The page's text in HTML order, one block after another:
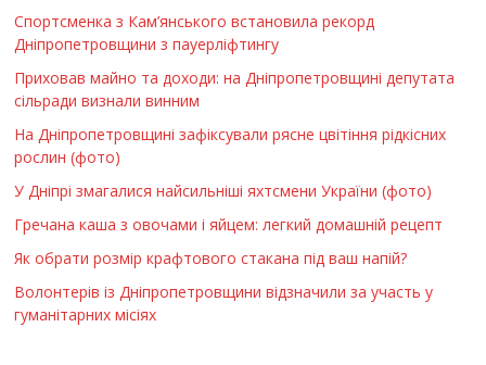
Спортсменка з Кам’янського встановила рекорд
Дніпропетровщини з пауерліфтингу
Приховав майно та доходи: на Дніпропетровщині депутата
сільради визнали винним
На Дніпропетровщині зафіксували рясне цвітіння рідкісних
рослин (фото)
У Дніпрі змагалися найсильніші яхтсмени України (фото)
Гречана каша з овочами і яйцем: легкий домашній рецепт
Як обрати розмір крафтового стакана під ваш напій?
Волонтерів із Дніпропетровщини відзначили за участь у
гуманітарних місіях